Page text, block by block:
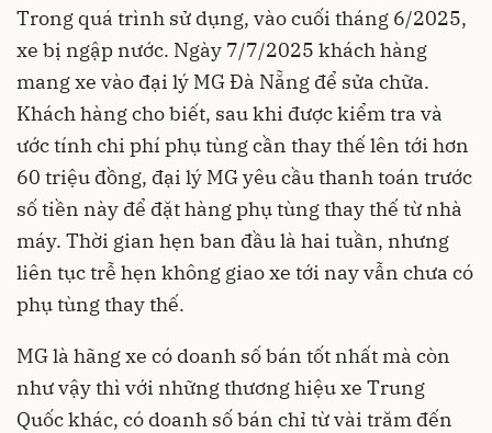
Trong quá trình sử dụng, vào cuối tháng 6/2025,
xe bị ngập nước. Ngày 7/7/2025 khách hàng
mang xe vào đại lý MG Đà Nẵng để sửa chữa.
Khách hàng cho biết, sau khi được kiểm tra và
ước tính chi phí phụ tùng cần thay thế lên tới hơn
60 triệu đồng, đại lý MG yêu cầu thanh toán trước
số tiền này để đặt hàng phụ tùng thay thế từ nhà
máy. Thời gian hẹn ban đầu là hai tuần, nhưng
liên tục trễ hẹn không giao xe tới nay vẫn chưa có
phụ tùng thay thế.
MG là hãng xe có doanh số bán tốt nhất mà còn
như vậy thì với những thương hiệu xe Trung
Quốc khác, có doanh số bán chỉ từ vài trăm đến